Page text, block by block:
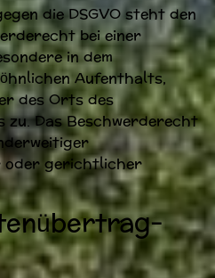
die DSGVO steht den
bei einer
in dem
Aufenthalts,
des Orts des
zu. Das Beschwerderecht
gerichtlicher